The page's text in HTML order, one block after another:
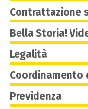
Contrattazione
Bella Storia!
Legalità
Coordinamento
Previdenza